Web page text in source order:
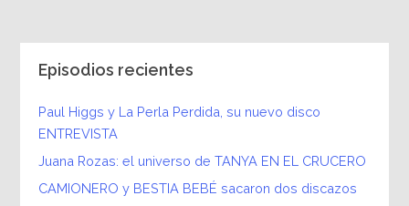
Episodios recientes
Paul Higgs y La Perla Perdida, su nuevo disco
ENTREVISTA
Juana Rozas: el universo de TANYA EN EL CRUCERO
CAMIONERO y BESTIA BEBÉ sacaron dos discazos